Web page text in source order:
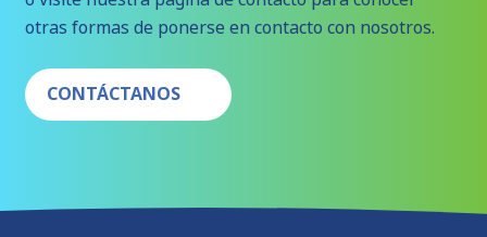
otras formas de ponerse en contacto con nosotros.
CONTÁCTANOS